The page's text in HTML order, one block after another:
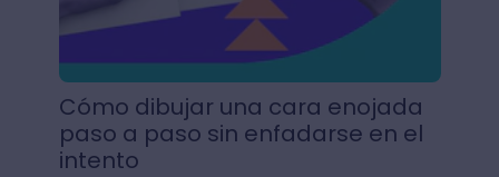
Cómo dibujar una cara enojada
paso a paso sin enfadarse en el
intento